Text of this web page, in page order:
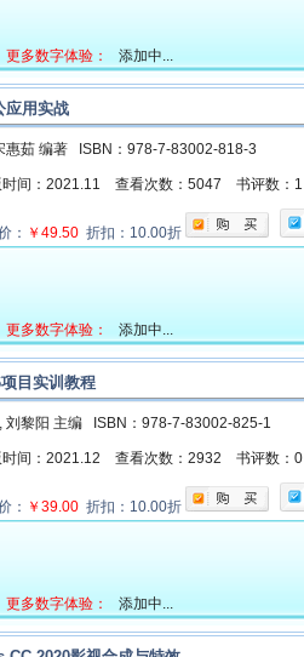
更多数字体验： 添加中...
应用实战
惠茹 编著 ISBN：978-7-83002-818-3
时间：2021.11 查看次数：5047 书评数：1
： ￥49.50 折扣：10.00折
更多数字体验： 添加中...
目实训教程
刘黎阳 主编 ISBN：978-7-83002-825-1
时间：2021.12 查看次数：2932 书评数：0
： ￥39.00 折扣：10.00折
更多数字体验： 添加中...